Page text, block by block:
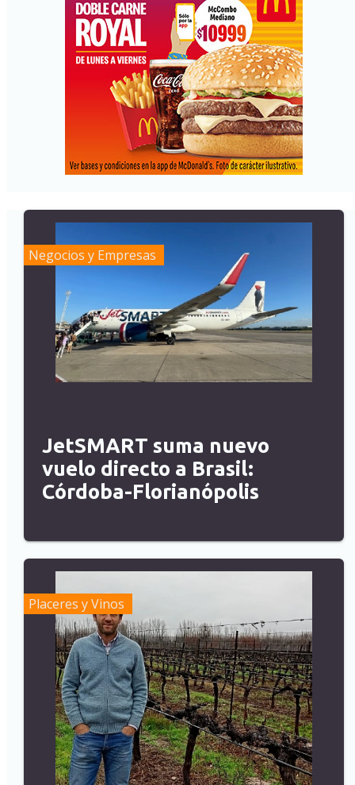
Negocios y Empresas
JetSMART suma nuevo
vuelo directo a Brasil:
Córdoba-Florianópolis
Placeres y Vinos